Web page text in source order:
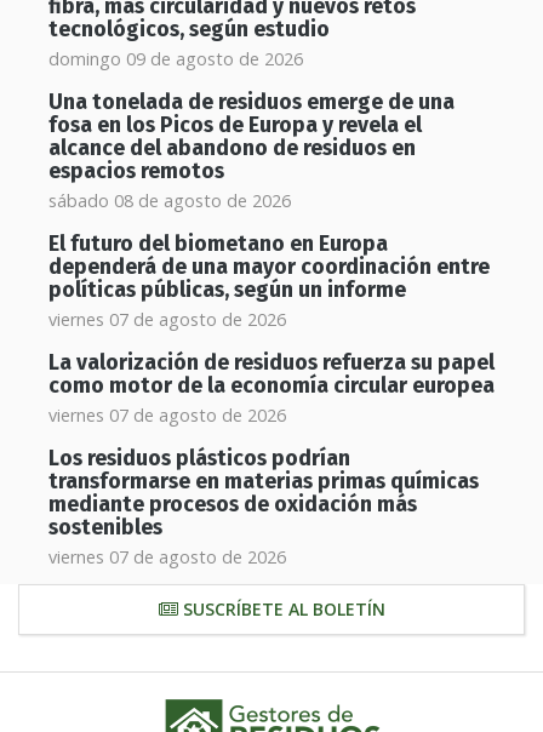
fibra, más circularidad y nuevos retos
tecnológicos, según estudio
domingo 09 de agosto de 2026
Una tonelada de residuos emerge de una
fosa en los Picos de Europa y revela el
alcance del abandono de residuos en
espacios remotos
sábado 08 de agosto de 2026
El futuro del biometano en Europa
dependerá de una mayor coordinación entre
políticas públicas, según un informe
viernes 07 de agosto de 2026
La valorización de residuos refuerza su papel
como motor de la economía circular europea
viernes 07 de agosto de 2026
Los residuos plásticos podrían
transformarse en materias primas químicas
mediante procesos de oxidación más
sostenibles
viernes 07 de agosto de 2026
SUSCRÍBETE AL BOLETÍN